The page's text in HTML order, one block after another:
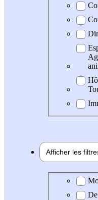
Afficher les
Expérience